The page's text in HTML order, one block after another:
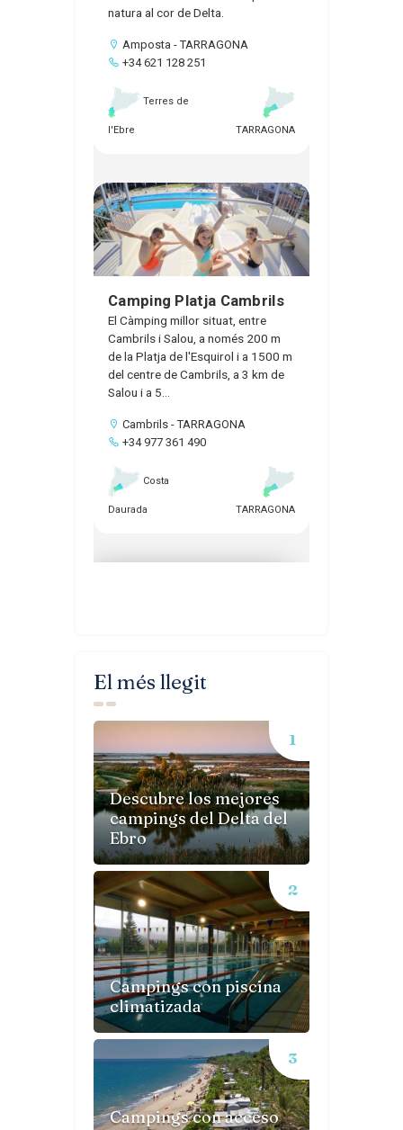
El més llegit
Descubre los mejores
campings del Delta del
Ebro
Campings con piscina
climatizada
Campings con acceso